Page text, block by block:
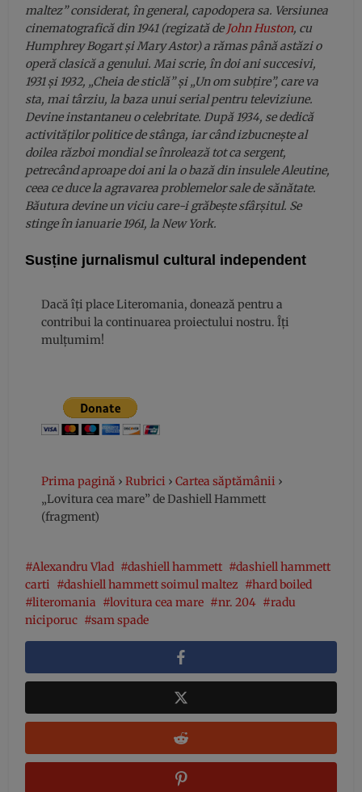
maltez” considerat, în general, capodopera sa. Versiunea
cinematografică din 1941 (regizată de John Huston, cu
Humphrey Bogart şi Mary Astor) a rămas până astăzi o
operă clasică a genului. Mai scrie, în doi ani succesivi,
1931 şi 1932, „Cheia de sticlă” şi „Un om subţire”, care va
sta, mai târziu, la baza unui serial pentru televiziune.
Devine instantaneu o celebritate. După 1934, se dedică
activităţilor politice de stânga, iar când izbucneşte al
doilea război mondial se înrolează tot ca sergent,
petrecând aproape doi ani la o bază din insulele Aleutine,
ceea ce duce la agravarea problemelor sale de sănătate.
Băutura devine un viciu care-i grăbeşte sfârşitul. Se
stinge în ianuarie 1961, la New York.
Susține jurnalismul cultural independent
Dacă îți place Literomania, donează pentru a
contribui la continuarea proiectului nostru. Îți
mulțumim!
Prima pagină › Rubrici › Cartea săptămânii ›
„Lovitura cea mare” de Dashiell Hammett
(fragment)
Alexandru Vlad dashiell hammett
dashiell hammett
carti
dashiell hammett soimul maltez
hard boiled
literomania
lovitura cea mare nr. 204
radu
niciporuc
sam spade